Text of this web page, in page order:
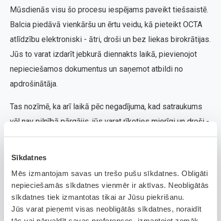
Sīkdatnes
Mēs izmantojam savas un trešo pušu sīkdatnes. Obligāti
nepieciešamās sīkdatnes vienmēr ir aktīvas. Neobligātās
sīkdatnes tiek izmantotas tikai ar Jūsu piekrišanu.
Jūs varat pieņemt visas neobligātās sīkdatnes, noraidīt
Mūsdienās visu šo procesu iespējams paveikt tiešsaistē.
Balcia piedāvā vienkāršu un ērtu veidu, kā pieteikt OCTA
atlīdzību elektroniski - ātri, droši un bez liekas birokrātijas.
Jūs to varat izdarīt jebkurā diennakts laikā, pievienojot
nepieciešamos dokumentus un saņemot atbildi no
apdrošinātāja.
Tas nozīmē, ka arī laikā pēc negadījuma, kad satraukums
vēl nav pilnībā pārgājis, jūs varat rīkoties mierīgi un droši -
viss būs paveicams dažu klikšķu attālumā Balcia mobilajā
Kā pieteikt OCTA atlīdzību, ja
esi izraisījis avāriju
Janoticis ceļa satiksmes negadījumsun pats to esat